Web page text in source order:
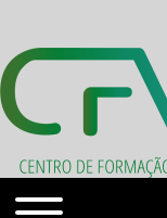
Search
Temas
Toggle main menu